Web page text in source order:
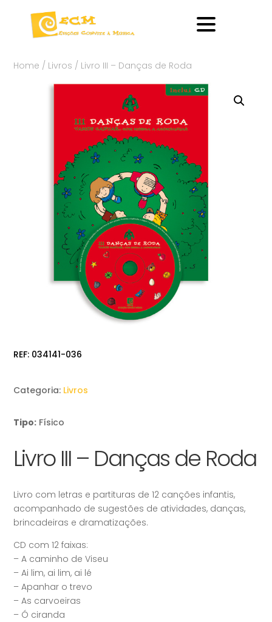
Home / Livros / Livro III – Danças de Roda
REF: 034141-036
Categoria: Livros
Tipo: Físico
Livro III – Danças de Roda
Livro com letras e partituras de 12 canções infantis,
acompanhado de sugestões de atividades, danças,
brincadeiras e dramatizações.
CD com 12 faixas:
– A caminho de Viseu
– Ai lim, ai lim, ai lé
– Apanhar o trevo
– As carvoeiras
– Ó ciranda